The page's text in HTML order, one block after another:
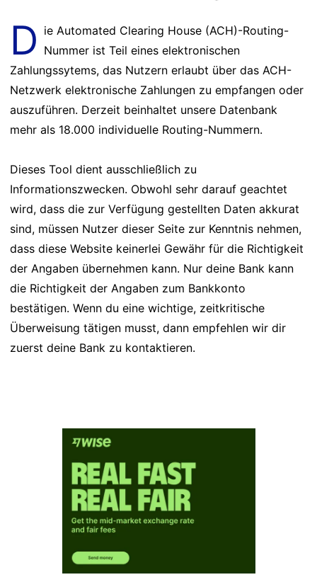
D ie Automated Clearing House (ACH)-Routing-
Nummer ist Teil eines elektronischen
Zahlungssytems, das Nutzern erlaubt über das ACH-
Netzwerk elektronische Zahlungen zu empfangen oder
auszuführen. Derzeit beinhaltet unsere Datenbank
mehr als 18.000 individuelle Routing-Nummern.
Dieses Tool dient ausschließlich zu
Informationszwecken. Obwohl sehr darauf geachtet
wird, dass die zur Verfügung gestellten Daten akkurat
sind, müssen Nutzer dieser Seite zur Kenntnis nehmen,
dass diese Website keinerlei Gewähr für die Richtigkeit
der Angaben übernehmen kann. Nur deine Bank kann
die Richtigkeit der Angaben zum Bankkonto
bestätigen. Wenn du eine wichtige, zeitkritische
Überweisung tätigen musst, dann empfehlen wir dir
zuerst deine Bank zu kontaktieren.